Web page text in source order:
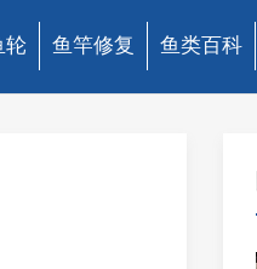
轮 鱼竿修复 鱼类百科